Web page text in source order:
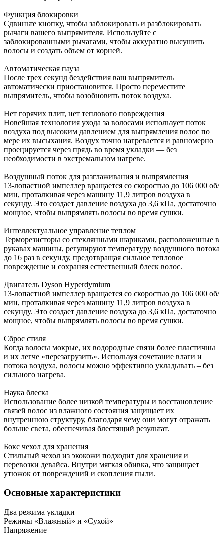
Функция блокировки
Сдвиньте кнопку, чтобы заблокировать и разблокировать
рычаги вашего выпрямителя. Используйте с
заблокированными рычагами, чтобы аккуратно высушить
волосы и создать объем от корней.
Автоматическая пауза
После трех секунд бездействия ваш выпрямитель
автоматически приостановится. Просто переместите
выпрямитель, чтобы возобновить поток воздуха.
Нет горячих плит, нет теплового повреждения
Новейшая технология ухода за волосами использует поток
воздуха под высоким давлением для выпрямления волос по
мере их высыхания. Воздух точно нагревается и равномерно
проецируется через прядь во время укладки — без
необходимости в экстремальном нагреве.
Воздушный поток для разглаживания и выпрямления
13-лопастной импеллер вращается со скоростью до 106 000 об/
мин, проталкивая через машину 11,9 литров воздуха в
секунду. Это создает давление воздуха до 3,6 кПа, достаточно
мощное, чтобы выпрямлять волосы во время сушки.
Интеллектуальное управление теплом
Терморезисторы со стеклянными шариками, расположенные в
рукавах машины, регулируют температуру воздушного потока
до 16 раз в секунду, предотвращая сильное тепловое
повреждение и сохраняя естественный блеск волос.
Двигатель Dyson Hyperdymium
13-лопастной импеллер вращается со скоростью до 106 000 об/
мин, проталкивая через машину 11,9 литров воздуха в
секунду. Это создает давление воздуха до 3,6 кПа, достаточно
мощное, чтобы выпрямлять волосы во время сушки.
Сброс стиля
Когда волосы мокрые, их водородные связи более пластичны
и их легче «перезагрузить». Используя сочетание влаги и
потока воздуха, волосы можно эффективно укладывать – без
сильного нагрева.
Наука блеска
Использование более низкой температуры и восстановление
связей волос из влажного состояния защищает их
внутреннюю структуру, благодаря чему они могут отражать
больше света, обеспечивая блестящий результат.
Бокс чехол для хранения
Стильный чехол из экокожи подходит для хранения и
перевозки девайса. Внутри мягкая обивка, что защищает
утюжок от повреждений и скопления пыли.
Основные характеристики
Два режима укладки
Режимы «Влажный» и «Сухой»
Напряжение